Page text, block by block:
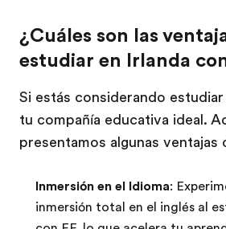
¿Cuáles son las
estudiar en Irlanda
Si estás considerando estudiar
tu compañía educativa ideal.
presentamos algunas ventajas
Inmersión en el Idioma:
inmersión total en el inglés al